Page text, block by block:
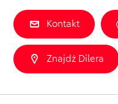
Kontakt
Znajdź Dilera